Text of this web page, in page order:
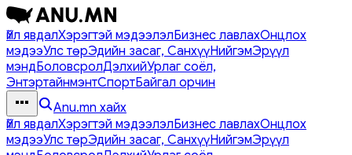
Үйл явдалХэрэгтэй мэдээлэлБизнес лавлахОнцлох
мэдээУлс төрЭдийн засаг, СанхүүНийгэмЭрүүл
мэндБоловсролДэлхийУрлаг соёл,
ЭнтэртайнмэнтСпортБайгал орчин
Anu.mn хайх
Үйл явдалХэрэгтэй мэдээлэлБизнес лавлахОнцлох
мэдээУлс төрЭдийн засаг, СанхүүНийгэмЭрүүл